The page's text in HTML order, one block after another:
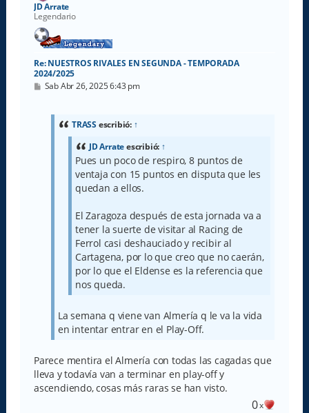
JD Arrate
Legendario
Re: NUESTROS RIVALES EN SEGUNDA - TEMPORADA
2024/2025
M
Sab Abr 26, 2025 6:43 pm
TRASS escribió: ↑
JD Arrateescribió: ↑
Pues un poco de respiro, 8 puntos de
ventaja con 15 puntos en disputa que les
quedan a ellos.
El Zaragoza después de esta jornada va a
tener la suerte de visitar al Racing de
Ferrol casi deshauciado y recibir al
Cartagena, por lo que creo que no caerán,
por lo que el Eldense es la referencia que
nos queda.
La semana q viene van Almería q le va la vida
en intentar entrar en el Play-Off.
Parece mentira el Almería con todas las cagadas que
lleva y todavía van a terminar en play-off y
ascendiendo, cosas más raras se han visto.
0x